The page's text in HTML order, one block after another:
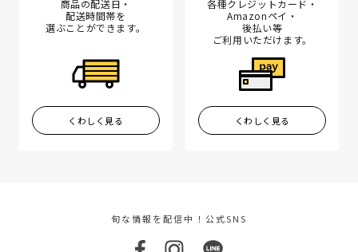
商品の配送日・
配送時間帯を
選ぶことができます。
くわしく見る
各種クレジットカード・
Amazonペイ・
後払い等
ご利用いただけます。
くわしく見る
旬な情報を配信中！公式SNS